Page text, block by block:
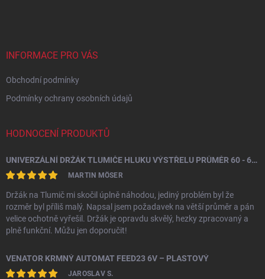
INFORMACE PRO VÁS
Obchodní podmínky
Podmínky ochrany osobních údajů
HODNOCENÍ PRODUKTŮ
UNIVERZÁLNÍ DRŽÁK TLUMIČE HLUKU VÝSTŘELU PRŮMĚR 60 - 64,5 MM
MARTIN MÖSER
Držák na Tlumič mi skočil úplně náhodou, jediný problém byl že
rozměr byl příliš malý. Napsal jsem požadavek na větší průměr a pán
velice ochotně vyřešil. Držák je opravdu skvělý, hezky zpracovaný a
plně funkční. Můžu jen doporučit!
VENATOR KRMNÝ AUTOMAT FEED23 6V – PLASTOVÝ
JAROSLAV S.